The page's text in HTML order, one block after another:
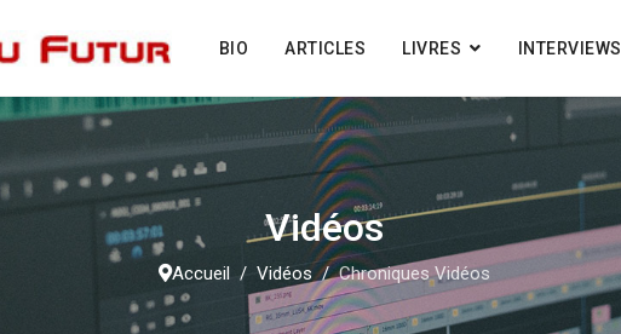
BIO ARTICLES LIVRES INTERVIEWS
Vidéos
Accueil Vidéos Chroniques Vidéos